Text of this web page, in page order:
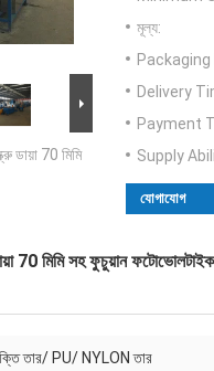
ডায়া 70 মিমি
মূল্য:
Delivery
Payment
Supply
যোগাযোগ
70 মিমি সহ ফুচুয়ান ফটোভোলটাইক
তার/ PU/ NYLON তার